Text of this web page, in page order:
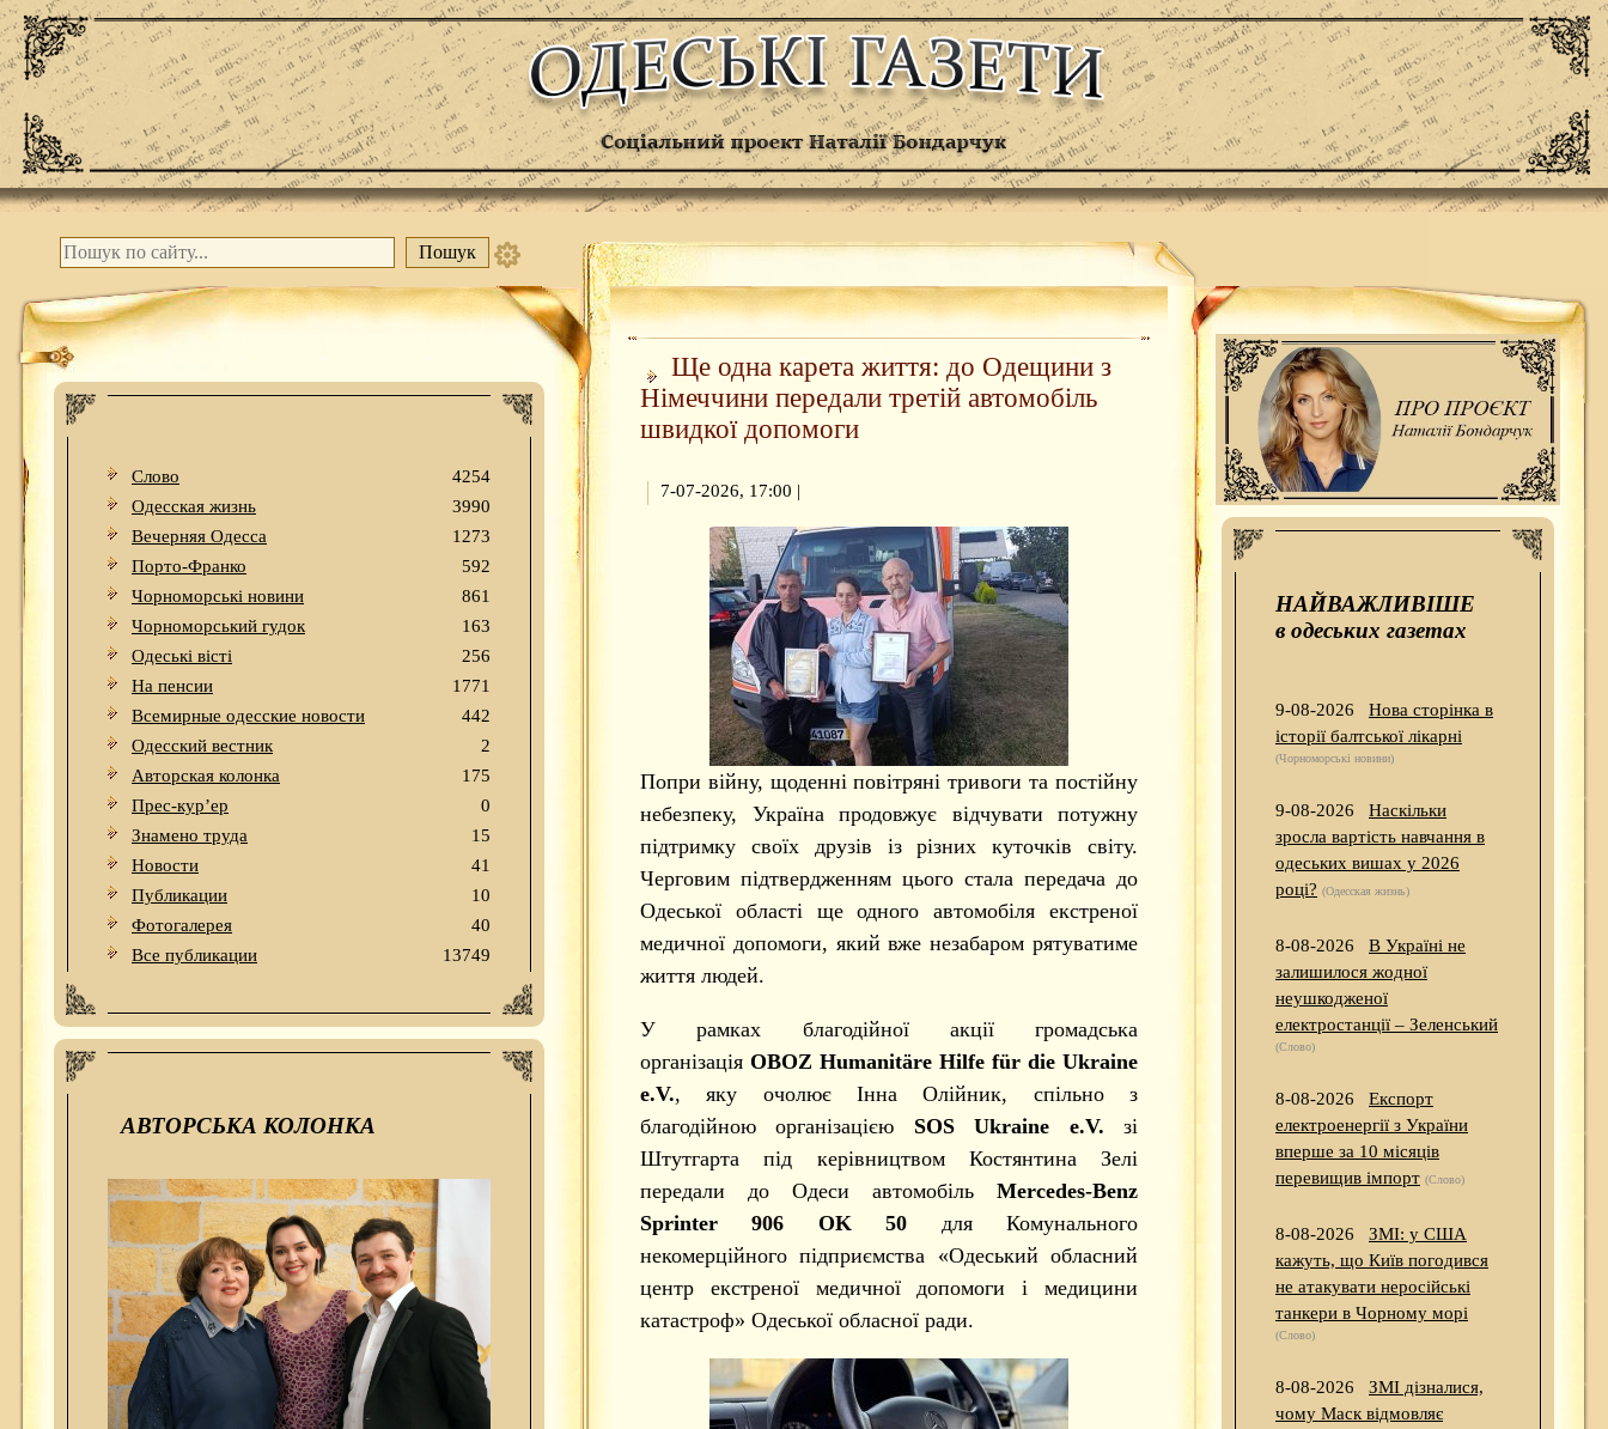
Слово
4254
Одесская жизнь
3990
Вечерняя Одесса
1273
Порто-Франко
592
Чорноморські новини
861
Чорноморський гудок
163
Одеськi вiстi
256
На пенсии
1771
Всемирные одесские новости
442
Одесский вестник
2
Авторская колонка
175
Прес-кур’ер
0
Знамено труда
15
Новости
41
Публикации
10
Фотогалерея
40
Все публикации
13749
АВТОРСЬКА КОЛОНКА
Ще одна карета життя: до Одещини з
Німеччини передали третій автомобіль
швидкої допомоги
7-07-2026, 17:00 |
Попри війну, щоденні повітряні тривоги та постійну
небезпеку, Україна продовжує відчувати потужну
підтримку своїх друзів із різних куточків світу.
Черговим підтвердженням цього стала передача до
Одеської області ще одного автомобіля екстреної
медичної допомоги, який вже незабаром рятуватиме
життя людей.
У рамках благодійної акції громадська
організація OBOZ Humanitäre Hilfe für die Ukraine
e.V., яку очолює Інна Олійник, спільно з
благодійною організацією
SOS Ukraine e.V.
зі
Штутгарта під керівництвом Костянтина Зелі
передали до Одеси автомобіль
Mercedes-Benz
Sprinter 906 OK 50
для Комунального
некомерційного підприємства «Одеський обласний
центр екстреної медичної допомоги і медицини
катастроф» Одеської обласної ради.
НАЙВАЖЛИВІШЕ
в одеських газетах
9-08-2026
Нова сторінка в
історії балтської лікарні
(Чорноморські новини)
9-08-2026
Наскільки
зросла вартість навчання в
одеських вишах у 2026
році? (Одесская жизнь)
8-08-2026
В Україні не
залишилося жодної
неушкодженої
електростанції – Зеленський
(Слово)
8-08-2026
Експорт
електроенергії з України
вперше за 10 місяців
перевищив імпорт (Слово)
8-08-2026
ЗМІ: у США
кажуть, що Київ погодився
не атакувати неросійські
танкери в Чорному морі
(Слово)
8-08-2026
ЗМІ дізналися,
чому Маск відмовляє